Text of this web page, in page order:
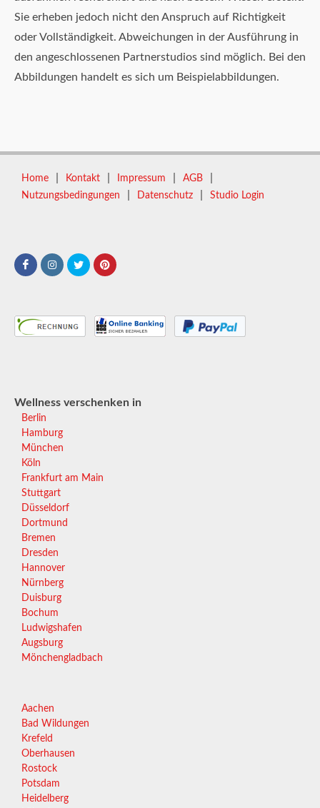
Sie erheben jedoch nicht den Anspruch auf Richtigkeit
oder Vollständigkeit. Abweichungen in der Ausführung in
den angeschlossenen Partnerstudios sind möglich. Bei den
Abbildungen handelt es sich um Beispielabbildungen.
Home Kontakt Impressum AGB
Nutzungsbedingungen Datenschutz Studio Login
Wellness verschenken in
Berlin
Hamburg
München
Köln
Frankfurt am Main
Stuttgart
Düsseldorf
Dortmund
Bremen
Dresden
Hannover
Nürnberg
Duisburg
Bochum
Ludwigshafen
Augsburg
Mönchengladbach
Aachen
Bad Wildungen
Krefeld
Oberhausen
Rostock
Potsdam
Heidelberg